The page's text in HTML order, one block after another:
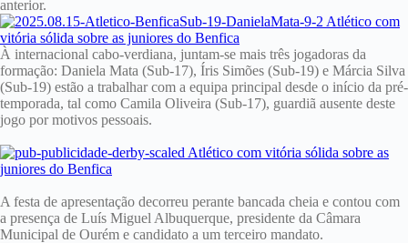
anterior.
À internacional cabo-verdiana, juntam-se mais três jogadoras da
formação: Daniela Mata (Sub-17), Íris Simões (Sub-19) e Márcia Silva
(Sub-19) estão a trabalhar com a equipa principal desde o início da pré-
temporada, tal como Camila Oliveira (Sub-17), guardiã ausente deste
jogo por motivos pessoais.
A festa de apresentação decorreu perante bancada cheia e contou com
a presença de Luís Miguel Albuquerque, presidente da Câmara
Municipal de Ourém e candidato a um terceiro mandato.